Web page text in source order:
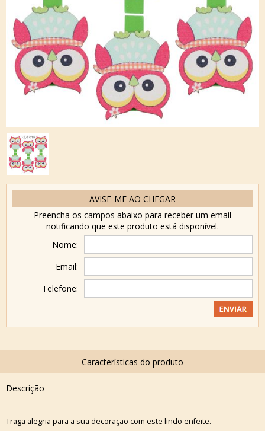
AVISE-ME AO CHEGAR
Preencha os campos abaixo para receber um email
notificando que este produto está disponível.
Nome:
Email:
Telefone:
Descrição
Traga alegria para a sua decoração com este lindo enfeite.